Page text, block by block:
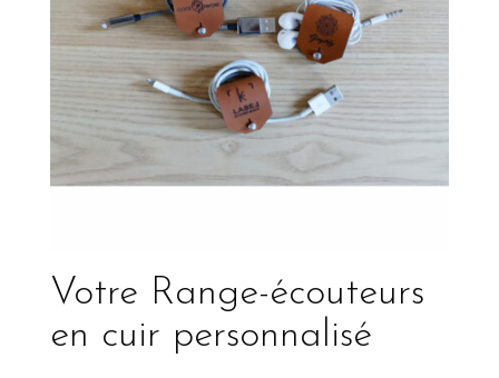
Votre Range-écouteurs
en cuir personnalisé